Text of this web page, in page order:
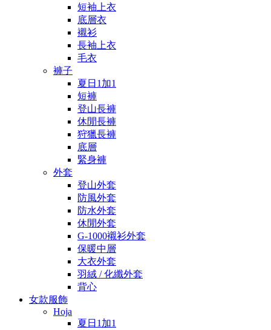
短袖上衣
底層衣
襯衫
長袖上衣
毛衣
褲子
夏日1加1
短褲
登山長褲
休閒長褲
狩獵長褲
底層
緊身褲
外套
登山外套
防風外套
防水外套
休閒外套
G-1000襯衫外套
保暖中層
大衣外套
羽絨 / 化纖外套
背心
女款服飾
Hoja
夏日1加1